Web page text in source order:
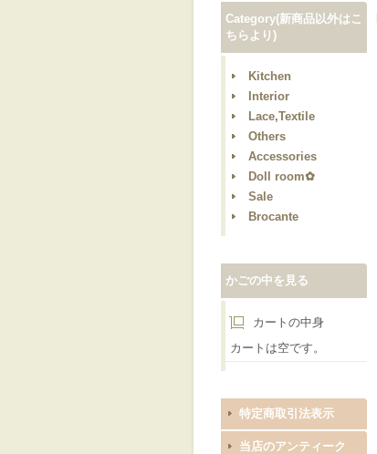
Category(新商品以外はこ
ちらより)
Kitchen
Interior
Lace,Textile
Others
Accessories
Doll room✿
Sale
Brocante
かごの中を見る
カートの中身
カートは空です。
特定商取引法表示
当店のアンティーク